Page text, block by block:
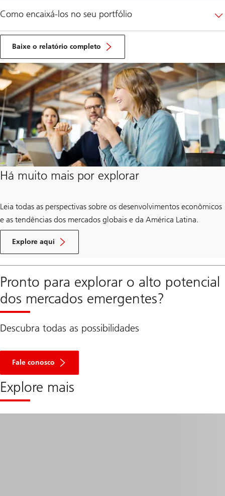
Como encaixá-los no seu portfólio
Baixe o relatório completo
Relatório
sobre
emergentes
Insights
de
Mercados
Insights
de
Mercados
Há muito mais por explorar
Leia todas as perspectivas sobre os desenvolvimentos econômicos
e as tendências dos mercados globais e da América Latina.
Explore aqui
Insights
de
Mercados
Pronto para explorar o alto potencial
dos mercados emergentes?
Descubra todas as possibilidades
Fale conosco
ao
Explore mais